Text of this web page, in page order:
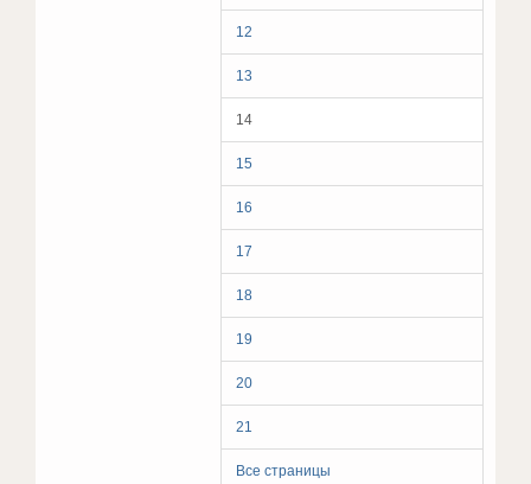
12
13
14
15
16
17
18
19
20
21
Все страницы